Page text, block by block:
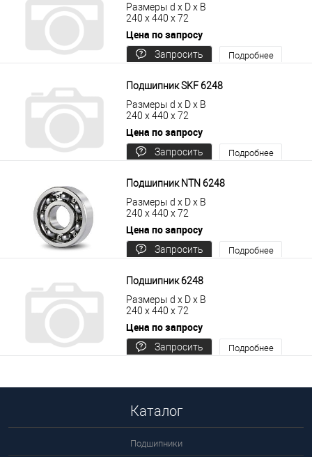
Размеры d x D x B
240 x 440 x 72
Цена по запросу
Запросить
Подробнее
Подшипник SKF 6248
Размеры d x D x B
240 x 440 x 72
Цена по запросу
Запросить
Подробнее
Подшипник NTN 6248
Размеры d x D x B
240 x 440 x 72
Цена по запросу
Запросить
Подробнее
Подшипник 6248
Размеры d x D x B
240 x 440 x 72
Цена по запросу
Запросить
Подробнее
Каталог
Подшипники